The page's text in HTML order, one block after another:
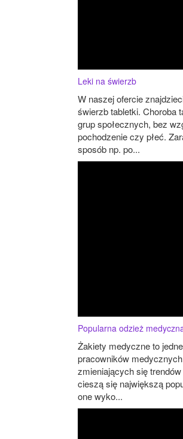
Leki na świerzb
W naszej ofercie
świerzb tabletki. Choroba
grup społecznych, bez
pochodzenie czy płeć.
sposób np. po...
Popularna odzież
Żakiety medyczne to
pracowników
zmieniających się
cieszą się największą
one wyko...